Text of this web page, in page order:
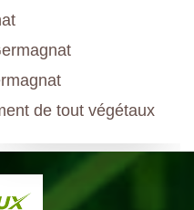
de tout végétaux